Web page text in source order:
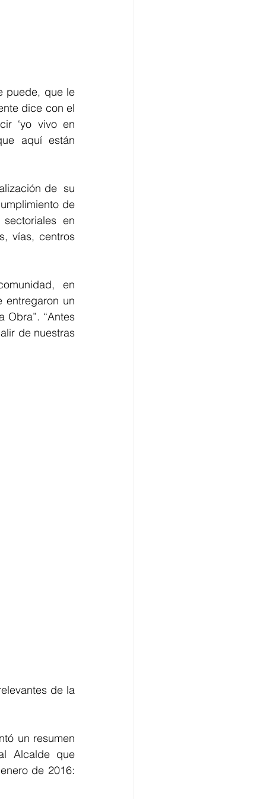
puede, que le
dice con el
‘yo vivo en
aquí están
de  su
de
en
vías, centros
en
entregaron un
Obra”. “Antes
de nuestras
de la
un resumen
Alcalde que
de 2016: